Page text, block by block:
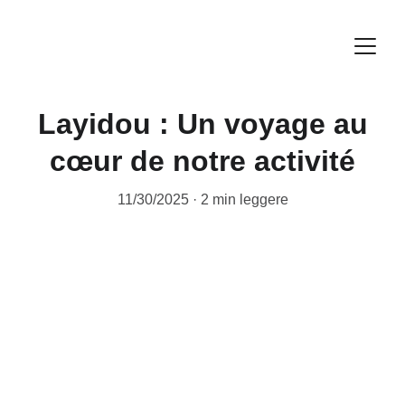
Layidou : Un voyage au
cœur de notre activité
11/30/2025 2 min leggere